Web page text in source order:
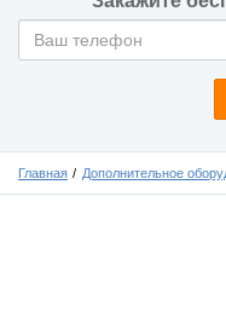
Главная Дополнительное